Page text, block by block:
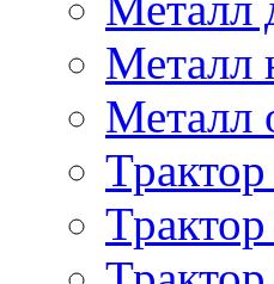
Металл
Металл